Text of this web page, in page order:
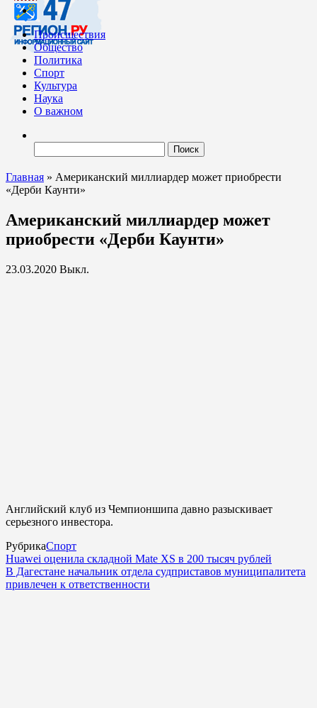
Происшествия
Общество
Политика
Спорт
Культура
Наука
О важном
Главная » Американский миллиардер может приобрести
«Дерби Каунти»
Американский миллиардер может
приобрести «Дерби Каунти»
23.03.2020 Выкл.
Английский клуб из Чемпионшипа давно разыскивает
серьезного инвестора.
РубрикаСпорт
Huawei оценила складной Mate XS в 200 тысяч рублей
В Дагестане начальник отдела судприставов муниципалитета
привлечен к ответственности